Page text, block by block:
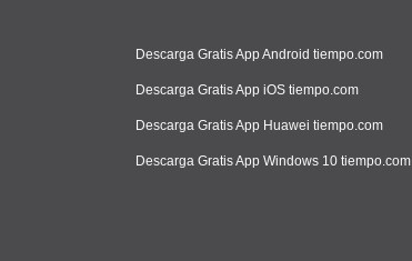
Descarga Gratis App Android tiempo.com
Descarga Gratis App iOS tiempo.com
Descarga Gratis App Huawei tiempo.com
Descarga Gratis App Windows 10 tiempo.com